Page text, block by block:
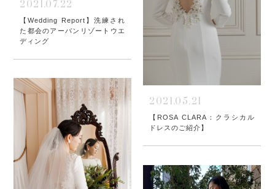
2021.07.22
【Wedding Report】洗練され
た都会のアーバンリゾートウエ
ディング
2021.05.21
【ROSA CLARA：クラシカル
ドレスのご紹介】